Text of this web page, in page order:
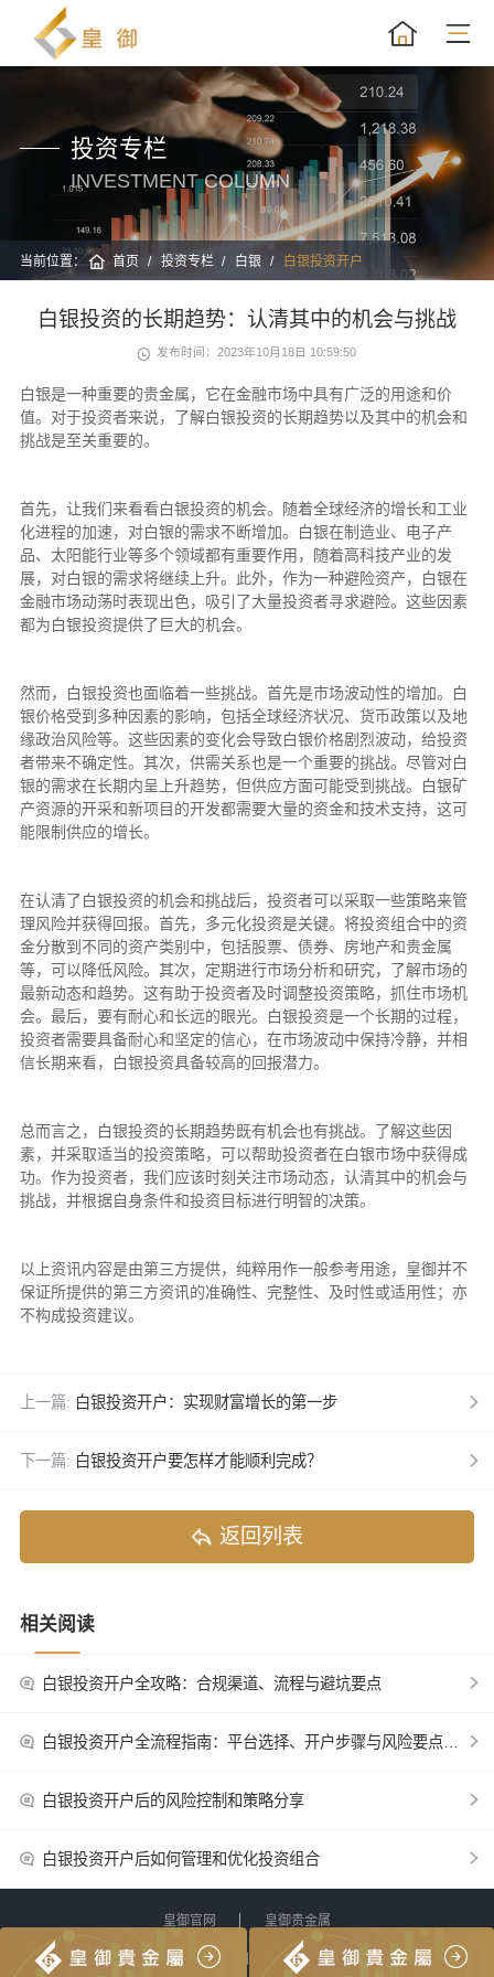
投资专栏
INVESTMENT COLUMN
当前位置： 首页 投资专栏 白银 白银投资开户
白银投资的长期趋势：认清其中的机会与挑战
发布时间：2023年10月18日 10:59:50
白银是一种重要的贵金属，它在金融市场中具有广泛的用途和价
值。对于投资者来说，了解白银投资的长期趋势以及其中的机会和
挑战是至关重要的。
首先，让我们来看看白银投资的机会。随着全球经济的增长和工业
化进程的加速，对白银的需求不断增加。白银在制造业、电子产
品、太阳能行业等多个领域都有重要作用，随着高科技产业的发
展，对白银的需求将继续上升。此外，作为一种避险资产，白银在
金融市场动荡时表现出色，吸引了大量投资者寻求避险。这些因素
都为白银投资提供了巨大的机会。
然而，白银投资也面临着一些挑战。首先是市场波动性的增加。白
银价格受到多种因素的影响，包括全球经济状况、货币政策以及地
缘政治风险等。这些因素的变化会导致白银价格剧烈波动，给投资
者带来不确定性。其次，供需关系也是一个重要的挑战。尽管对白
银的需求在长期内呈上升趋势，但供应方面可能受到挑战。白银矿
产资源的开采和新项目的开发都需要大量的资金和技术支持，这可
能限制供应的增长。
在认清了白银投资的机会和挑战后，投资者可以采取一些策略来管
理风险并获得回报。首先，多元化投资是关键。将投资组合中的资
金分散到不同的资产类别中，包括股票、债券、房地产和贵金属
等，可以降低风险。其次，定期进行市场分析和研究，了解市场的
最新动态和趋势。这有助于投资者及时调整投资策略，抓住市场机
会。最后，要有耐心和长远的眼光。白银投资是一个长期的过程，
投资者需要具备耐心和坚定的信心，在市场波动中保持冷静，并相
信长期来看，白银投资具备较高的回报潜力。
总而言之，白银投资的长期趋势既有机会也有挑战。了解这些因
素，并采取适当的投资策略，可以帮助投资者在白银市场中获得成
功。作为投资者，我们应该时刻关注市场动态，认清其中的机会与
挑战，并根据自身条件和投资目标进行明智的决策。
以上资讯内容是由第三方提供，纯粹用作一般参考用途，皇御并不
保证所提供的第三方资讯的准确性、完整性、及时性或适用性；亦
不构成投资建议。
上一篇: 白银投资开户：实现财富增长的第一步
下一篇: 白银投资开户要怎样才能顺利完成？
返回列表
相关阅读
白银投资开户全攻略：合规渠道、流程与避坑要点
白银投资开户全流程指南：平台选择、开户步骤与风险要点全面解析
白银投资开户后的风险控制和策略分享
白银投资开户后如何管理和优化投资组合
皇御官网 皇御贵金属
网站地图